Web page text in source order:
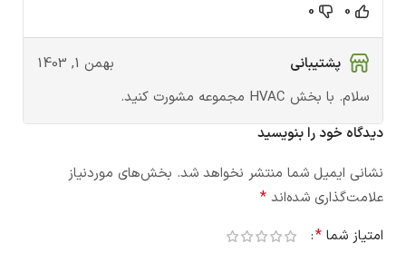
0
0
پشتیبانی
بهمن 1, 1403
سلام. با بخش HVAC مجموعه مشورت کنید.
دیدگاه خود را بنویسید
نشانی ایمیل شما منتشر نخواهد شد. بخش‌های موردنیاز
علامت‌گذاری شده‌اند *
امتیاز شما *